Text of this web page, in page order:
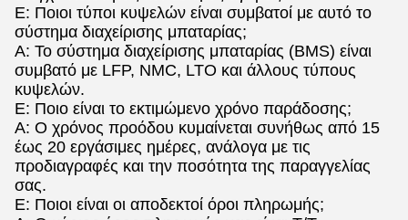
Ε: Ποιοι τύποι κυψελών είναι συμβατοί με αυτό το
σύστημα διαχείρισης μπαταρίας;
Α: Το σύστημα διαχείρισης μπαταρίας (BMS) είναι
συμβατό με LFP, NMC, LTO και άλλους τύπους
κυψελών.
Ε: Ποιο είναι το εκτιμώμενο χρόνο παράδοσης;
Α: Ο χρόνος προόδου κυμαίνεται συνήθως από 15
έως 20 εργάσιμες ημέρες, ανάλογα με τις
προδιαγραφές και την ποσότητα της παραγγελίας
σας.
Ε: Ποιοι είναι οι αποδεκτοί όροι πληρωμής;